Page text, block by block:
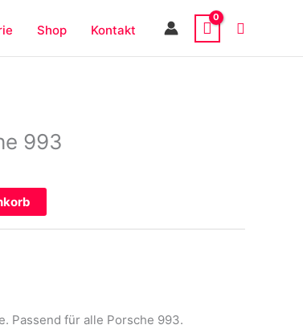
Shop Kontakt
993
Passend für alle Porsche 993.